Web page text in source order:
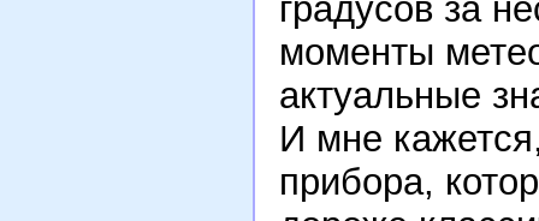
градусов за
моменты
актуальные
И мне
прибора,